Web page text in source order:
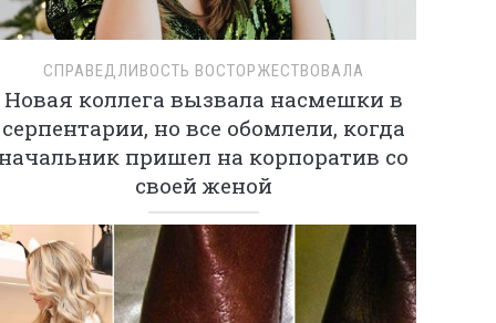
СПРАВЕДЛИВОСТЬ ВОСТОРЖЕСТВОВАЛА
Новая коллега вызвала насмешки в
серпентарии, но все обомлели, когда
пришел на корпоратив со
своей женой